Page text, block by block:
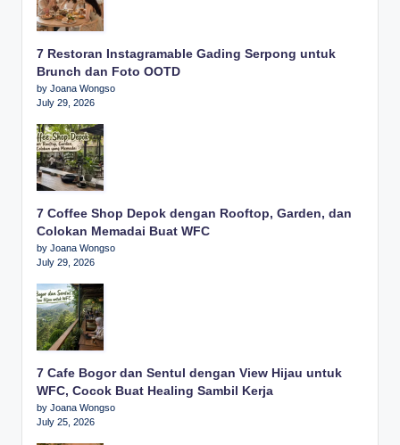
7 Restoran Instagramable Gading Serpong untuk
Brunch dan Foto OOTD
by Joana Wongso
July 29, 2026
7 Coffee Shop Depok dengan Rooftop, Garden, dan
Colokan Memadai Buat WFC
by Joana Wongso
July 29, 2026
7 Cafe Bogor dan Sentul dengan View Hijau untuk
WFC, Cocok Buat Healing Sambil Kerja
by Joana Wongso
July 25, 2026